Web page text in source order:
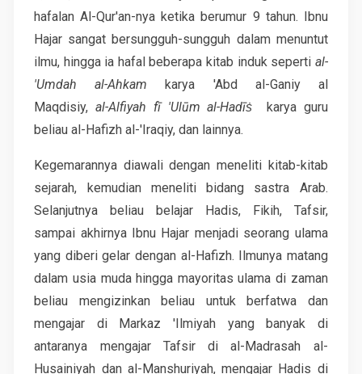
hafalan Al-Qur'an-nya ketika berumur 9 tahun. Ibnu
Hajar sangat bersungguh-sungguh dalam menuntut
ilmu, hingga ia hafal beberapa kitab induk seperti al-
'Umdah al-Ahkam karya 'Abd al-Ganiy al
Maqdisiy,al-Alfiyah fī 'Ulūm al-Hadīṡ karya guru
beliau al-Hafizh al-'Iraqiy, dan lainnya.
Kegemarannya diawali dengan meneliti kitab-kitab
sejarah, kemudian meneliti bidang sastra Arab.
Selanjutnya beliau belajar Hadis, Fikih, Tafsir,
sampai akhirnya Ibnu Hajar menjadi seorang ulama
yang diberi gelar dengan al-Hafizh. Ilmunya matang
dalam usia muda hingga mayoritas ulama di zaman
beliau mengizinkan beliau untuk berfatwa dan
mengajar di Markaz 'Ilmiyah yang banyak di
antaranya mengajar Tafsir di al-Madrasah al-
Husainiyah dan al-Manshuriyah, mengajar Hadis di